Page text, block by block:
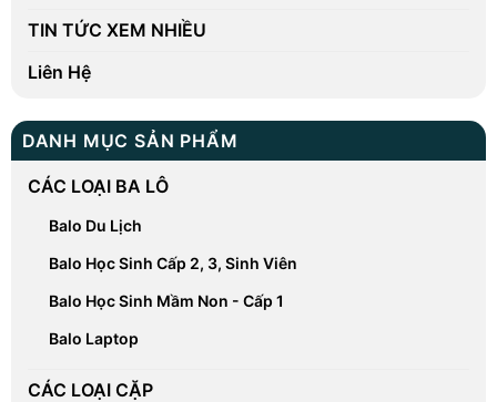
TIN TỨC XEM NHIỀU
Liên Hệ
DANH MỤC SẢN PHẨM
CÁC LOẠI BA LÔ
Balo Du Lịch
Balo Học Sinh Cấp 2, 3, Sinh Viên
Balo Học Sinh Mầm Non - Cấp 1
Balo Laptop
CÁC LOẠI CẶP